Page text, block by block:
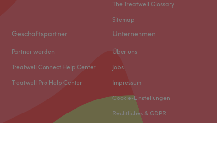
The Treatwell Glossary
Sitemap
Geschäftspartner
Partner werden
Treatwell Connect Help Center
Treatwell Pro Help Center
Unternehmen
Über uns
Jobs
Impressum
Cookie-Einstellungen
Rechtliches & GDPR